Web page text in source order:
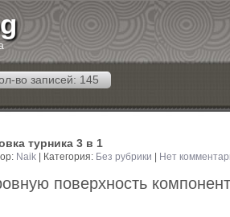
во записей: 145
турника 3 в 1
Naik | Категория: Без рубрики Нет
поверхность